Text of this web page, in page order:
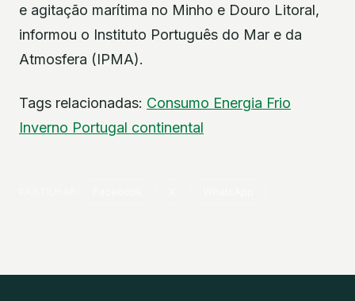
e agitação marítima no Minho e Douro Litoral,
informou o Instituto Português do Mar e da
Atmosfera (IPMA).
Tags relacionadas: Consumo Energia Frio
Inverno Portugal continental